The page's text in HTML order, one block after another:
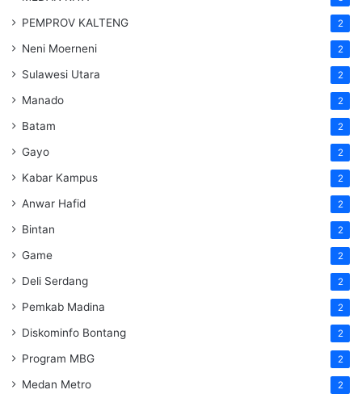
PEMPROV KALTENG 2
Neni Moerneni 2
Sulawesi Utara 2
Manado 2
Batam 2
Gayo 2
Kabar Kampus 2
Anwar Hafid 2
Bintan 2
Game 2
Deli Serdang 2
Pemkab Madina 2
Diskominfo Bontang 2
Program MBG 2
Medan Metro 2